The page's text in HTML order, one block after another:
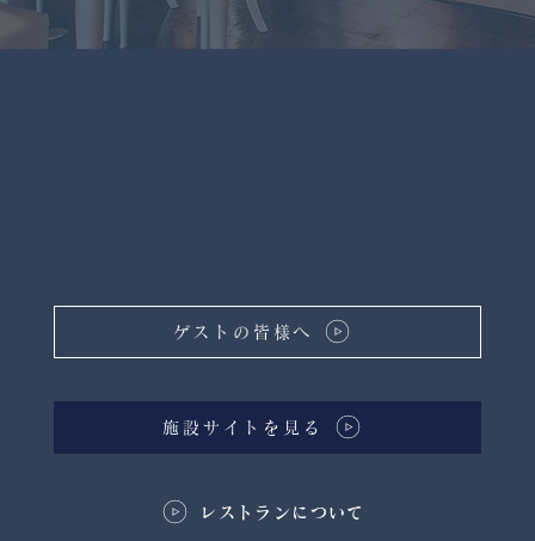
施設サイトを見る
ゲストの皆様へ
レストランについて